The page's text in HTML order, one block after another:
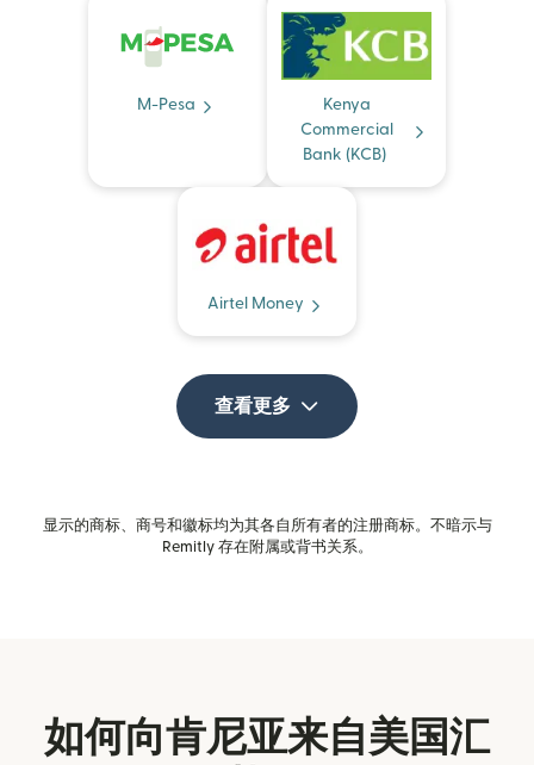
M-Pesa
Kenya
Commercial
Bank (KCB)
Airtel Money
查看更多
显示的商标、商号和徽标均为其各自所有者的注册商标。不暗示与
Remitly 存在附属或背书关系。
如何向肯尼亚来自美国汇